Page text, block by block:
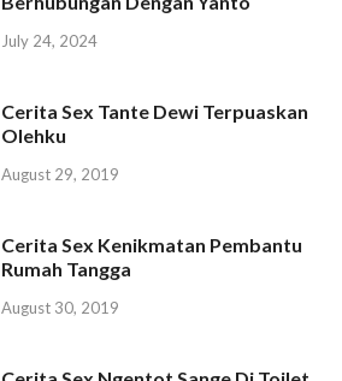
July 24, 2024
Cerita Sex Tante Dewi Terpuaskan
Olehku
August 29, 2019
Cerita Sex Kenikmatan Pembantu
Rumah Tangga
August 30, 2019